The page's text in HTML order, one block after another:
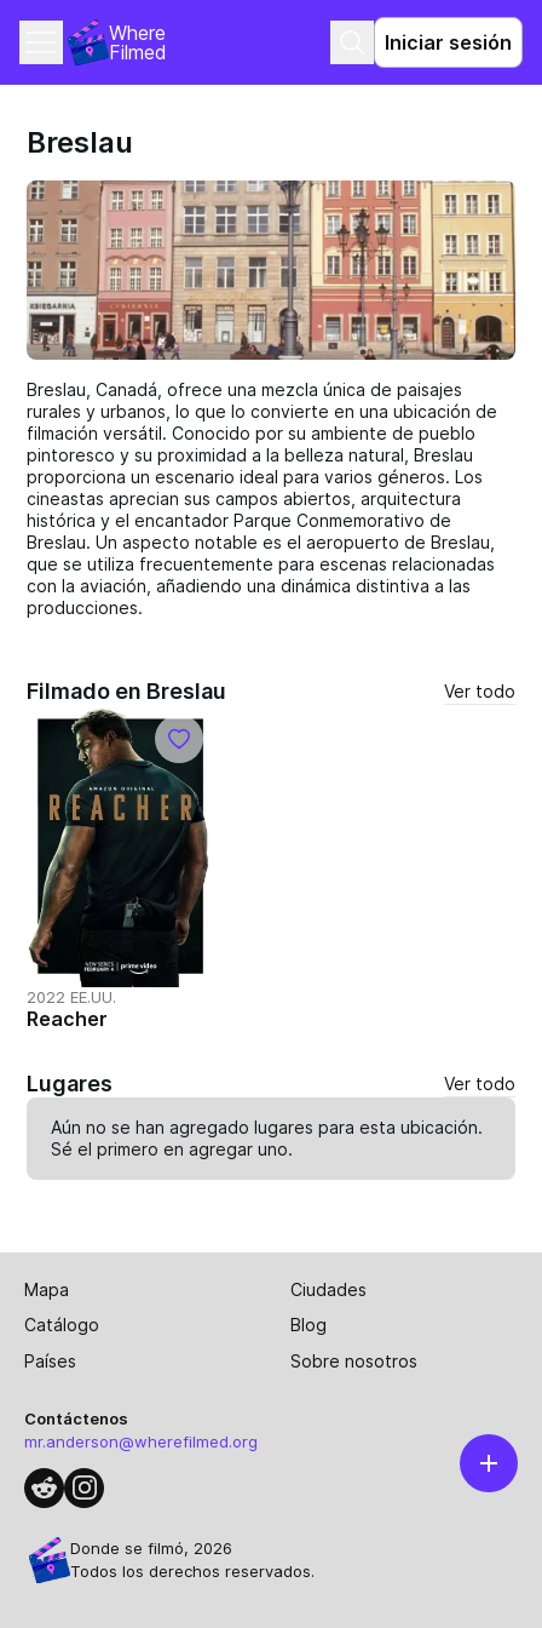
Where
Filmed
Iniciar sesión
Breslau
Breslau, Canadá, ofrece una mezcla única de paisajes
rurales y urbanos, lo que lo convierte en una ubicación de
filmación versátil. Conocido por su ambiente de pueblo
pintoresco y su proximidad a la belleza natural, Breslau
proporciona un escenario ideal para varios géneros. Los
cineastas aprecian sus campos abiertos, arquitectura
histórica y el encantador Parque Conmemorativo de
Breslau. Un aspecto notable es el aeropuerto de Breslau,
que se utiliza frecuentemente para escenas relacionadas
con la aviación, añadiendo una dinámica distintiva a las
producciones.
Filmado en Breslau Ver todo
2022 EE.UU.
Reacher
Lugares Ver todo
Aún no se han agregado lugares para esta ubicación.
Sé el primero enagregar uno.
Mapa
Ciudades
Catálogo
Blog
Países
Sobre nosotros
Contáctenos
mr.anderson@wherefilmed.org
Donde se filmó, 2026
Todos los derechos reservados.